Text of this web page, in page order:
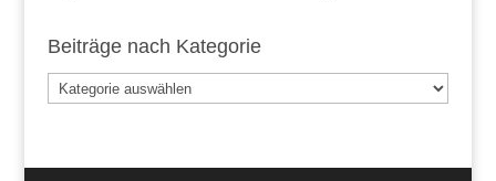
Beiträge nach Kategorie
Beiträge
nach